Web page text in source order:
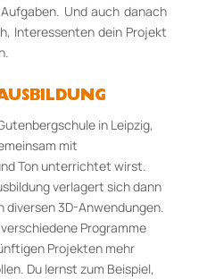
Und auch danach
Interessenten dein Projekt
in Leipzig,
mit
Ton unterrichtet wirst.
verlagert sich dann
diversen 3D-Anwendungen.
Programme
Projekten mehr
Du lernst zum Beispiel,